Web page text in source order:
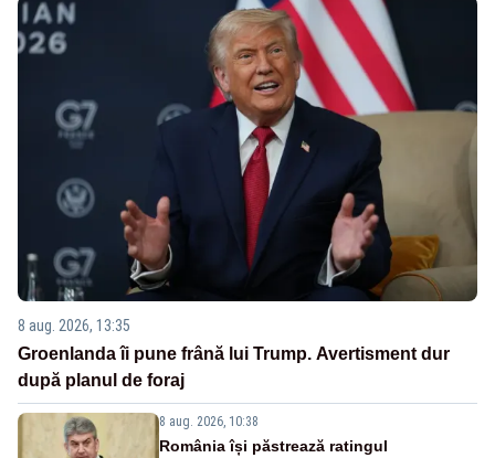
8 aug. 2026, 13:35
Groenlanda îi pune frână lui Trump. Avertisment dur
după planul de foraj
8 aug. 2026, 10:38
România își păstrează ratingul